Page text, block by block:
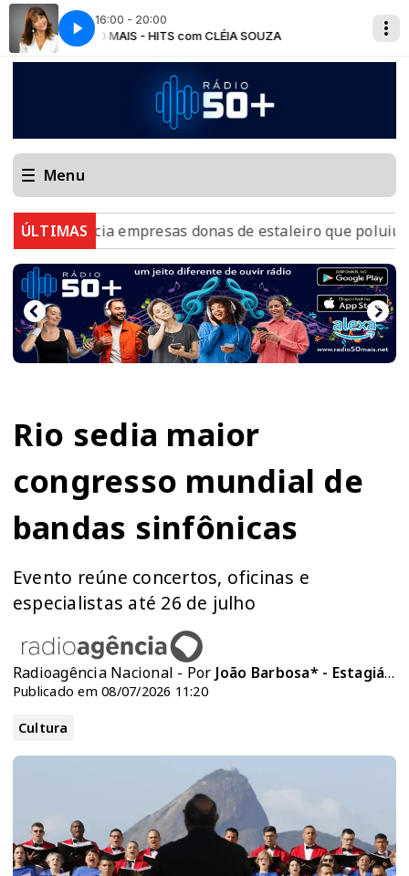
16:00 - 20:00
50 MAIS - HITS com CLÉIA SOUZA
Menu
ÚLTIMASempresas donas de estaleiro que poluiu Baía de
Rio sedia maior
congresso mundial de
bandas sinfônicas
Evento reúne concertos, oficinas e
especialistas até 26 de julho
Radioagência Nacional - Por João Barbosa* - Estagiário da Rádio Nacional
Publicado em 08/07/2026 11:20
Cultura